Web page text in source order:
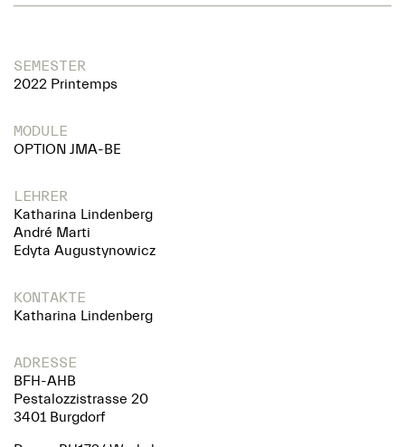
SEMESTER
2022 Printemps
MODULE
OPTION JMA-BE
LEHRER
Katharina Lindenberg
André Marti
Edyta Augustynowicz
KONTAKTE
Katharina Lindenberg
ADRESSE
BFH-AHB
Pestalozzistrasse 20
3401 Burgdorf